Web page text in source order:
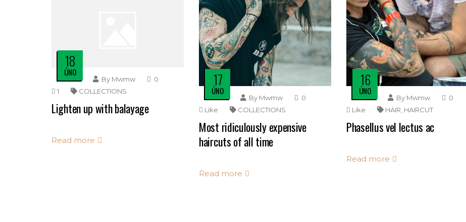
18
ÚNO
By Mwmw
0
1
COLLECTIONS
Lighten up with balayage
Read more
17
ÚNO
By Mwmw
0
Like
COLLECTIONS
Most ridiculously expensive
haircuts of all time
Read more
16
ÚNO
By Mwmw
0
Like
HAIR, HAIRCUT
Phasellus vel lectus ac
Read more